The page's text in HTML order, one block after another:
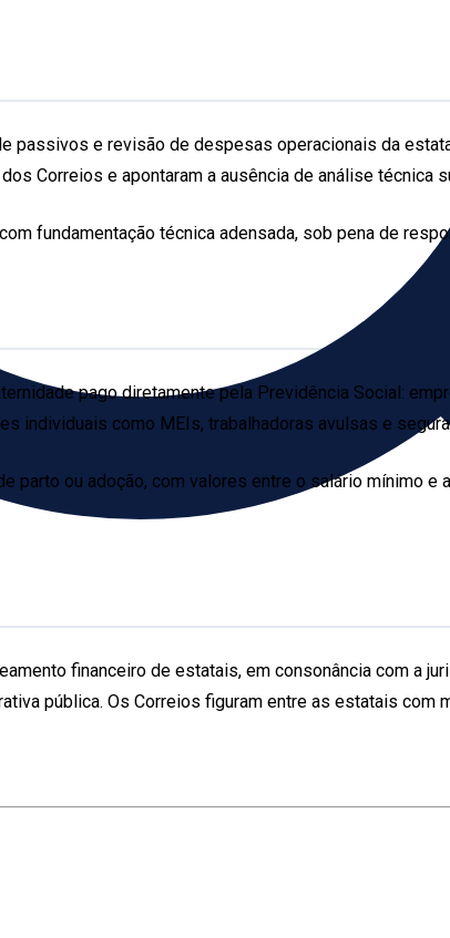
passivos e revisão de despesas operacionais da
Correios e apontaram a ausência de análise técnica
fundamentação técnica adensada, sob pena de
pago diretamente pela Previdência Social:
individuais como MEIs, trabalhadoras avulsas e
parto ou adoção, com valores entre o salário mínimo
financeiro de estatais, em consonância com a
pública. Os Correios figuram entre as estatais